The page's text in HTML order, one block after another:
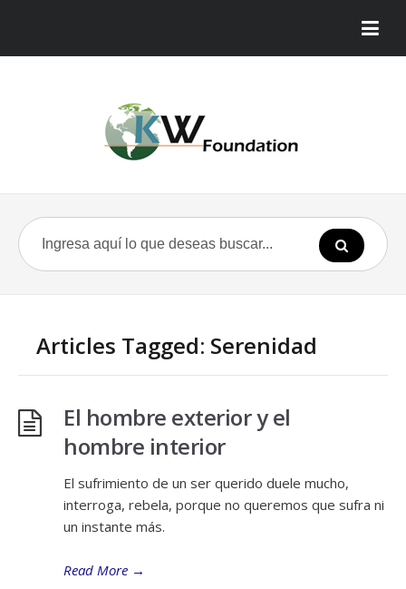
Articles Tagged: Serenidad
El hombre exterior y el
hombre interior
El sufrimiento de un ser querido duele mucho,
interroga, rebela, porque no queremos que sufra ni
un instante más.
Read More →